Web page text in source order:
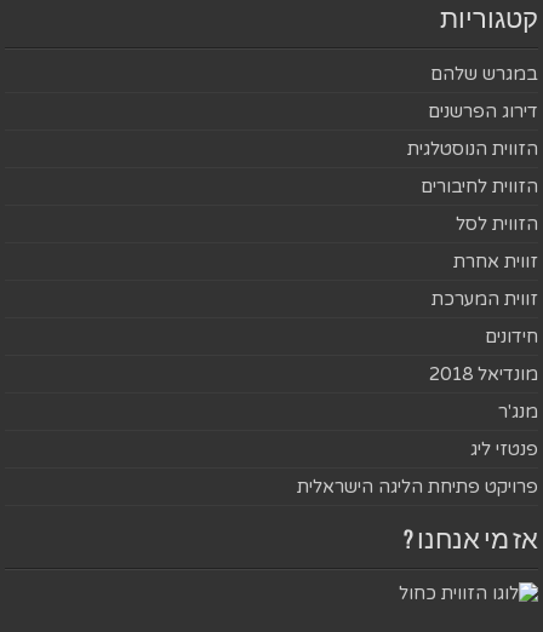
קטגוריות
במגרש שלהם
דירוג הפרשנים
הזווית הנוסטלגית
הזווית לחיבורים
הזווית לסל
זווית אחרת
זווית המערכת
חידונים
מונדיאל 2018
מנג'ר
פנטזי ליג
פרויקט פתיחת הליגה הישראלית
אז מי אנחנו ?